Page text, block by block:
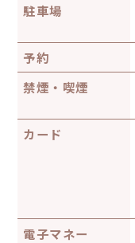
駐車場
予約
禁煙・喫煙
カード
電子マネー